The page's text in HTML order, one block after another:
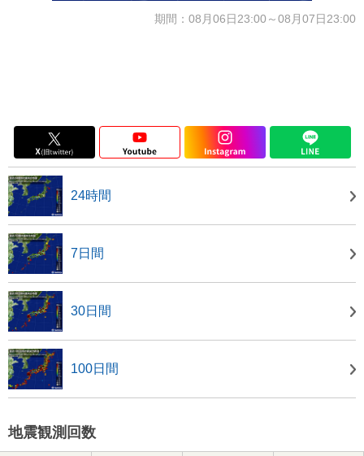
期間：08月06日23:00～08月07日23:00
24時間
7日間
30日間
100日間
地震観測回数